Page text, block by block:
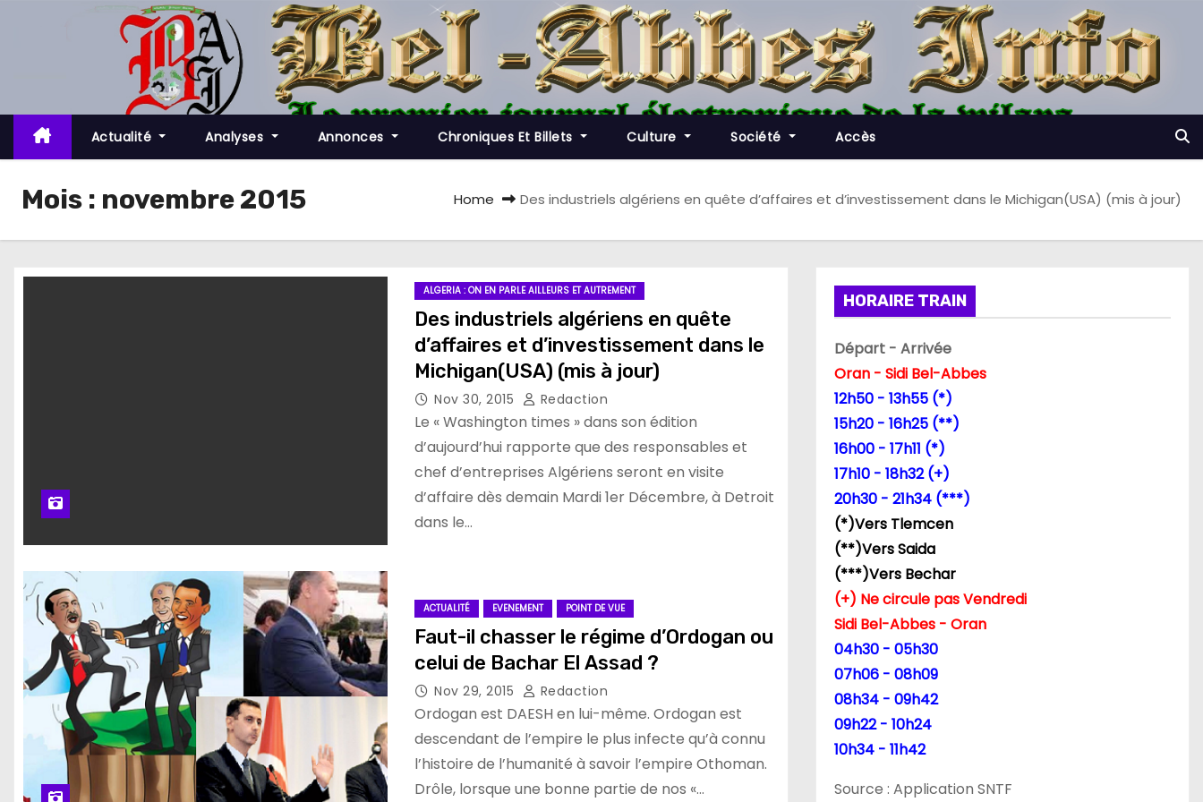
t
c
t
Actualité Analyses Annonces Chroniques Et Billets Culture Société Accès
Mois : novembre 2015 Home Des industriels algériens en quête d’affaires et d’investissement dans le Michigan(USA) (mis à jour)
ALGERIA : ON EN PARLE AILLEURS ET AUTREMENT
Des industriels algériens en quête
d’affaires et d’investissement dans le
Michigan(USA) (mis à jour)
Nov 30, 2015 Redaction
Le « Washington times » dans son édition
d’aujourd’hui rapporte que des responsables et
chef d’entreprises Algériens seront en visite
d’affaire dès demain Mardi 1er Décembre, à Detroit
dans le…
ACTUALITÉ EVENEMENT POINT DE VUE
Faut-il chasser le régime d’Ordogan ou
celui de Bachar El Assad ?
Nov 29, 2015 Redaction
Ordogan est DAESH en lui-même. Ordogan est
descendant de l’empire le plus infecte qu’à connu
l’histoire de l’humanité à savoir l’empire Othoman.
Drôle, lorsque une bonne partie de nos «…
HORAIRE TRAIN
Départ - Arrivée
Oran - Sidi Bel-Abbes
12h50 - 13h55 (*)
15h20 - 16h25 (**)
16h00 - 17h11 (*)
17h10 - 18h32 (+)
20h30 - 21h34 (***)
(*)Vers Tlemcen
(**)Vers Saida
(***)Vers Bechar
(+) Ne circule pas Vendredi
Sidi Bel-Abbes - Oran
04h30 - 05h30
07h06 - 08h09
08h34 - 09h42
09h22 - 10h24
10h34 - 11h42
Source : Application SNTF